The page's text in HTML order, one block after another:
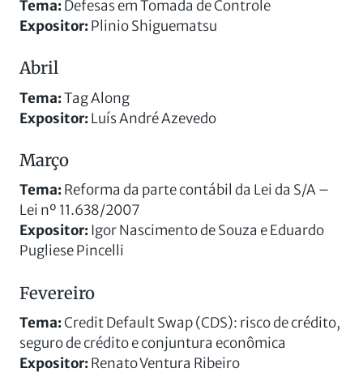
Tema:Defesas em Tomada de Controle
Expositor:Plinio Shiguematsu
Abril
Tema:Tag Along
Expositor:Luís André Azevedo
Março
Tema:Reforma da parte contábil da Lei da S/A –
Lei nº 11.638/2007
Expositor:Igor Nascimento de Souza e Eduardo
Pugliese Pincelli
Fevereiro
Tema:Credit Default Swap (CDS): risco de crédito,
seguro de crédito e conjuntura econômica
Expositor:Renato Ventura Ribeiro